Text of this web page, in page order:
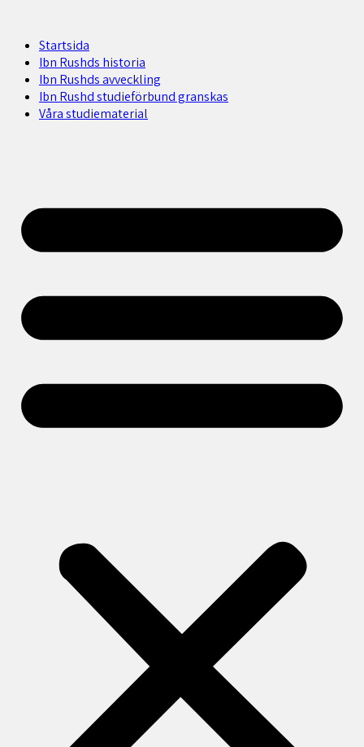
Startsida
Ibn Rushds historia
Ibn Rushds avveckling
Ibn Rushd studieförbund granskas​
Våra studiematerial